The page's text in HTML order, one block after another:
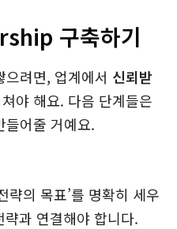
구축하기
려면, 업계에서 신뢰받
야 해요. 다음 단계들은
들어줄 거예요.
략의 목표’를 명확히 세우
과 연결해야 합니다.